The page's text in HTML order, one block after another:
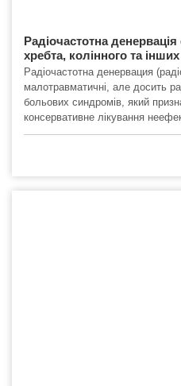
Радіочастотна
хребта, колінного та
Радіочастотна денервация
малотравматичні, але досить
больових синдромів, який
консервативне лікування